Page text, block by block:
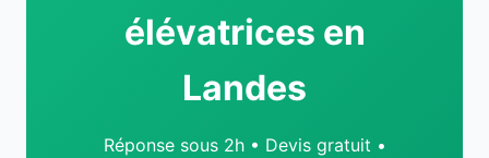
élévatrices en
Landes
Réponse sous 2h • Devis gratuit •